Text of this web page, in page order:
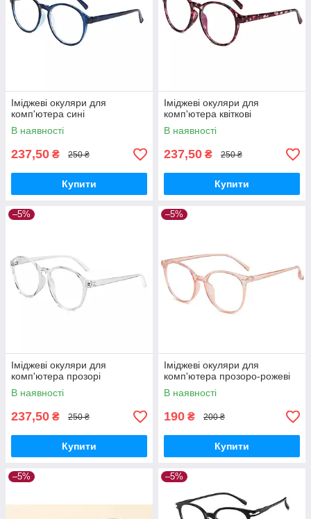
Іміджеві окуляри для
комп'ютера сині
В наявності
237,50 ₴ 250 ₴
Купити
Іміджеві окуляри для
комп'ютера квіткові
В наявності
237,50 ₴ 250 ₴
Купити
–5%
Іміджеві окуляри для
комп'ютера прозорі
В наявності
237,50 ₴ 250 ₴
Купити
–5%
Іміджеві окуляри для
комп'ютера прозоро-рожеві
В наявності
190 ₴ 200 ₴
Купити
–5% –5%